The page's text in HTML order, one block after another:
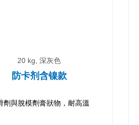
20 kg, 深灰色
防卡剂含镍款
劑與脫模劑膏狀物，耐高溫